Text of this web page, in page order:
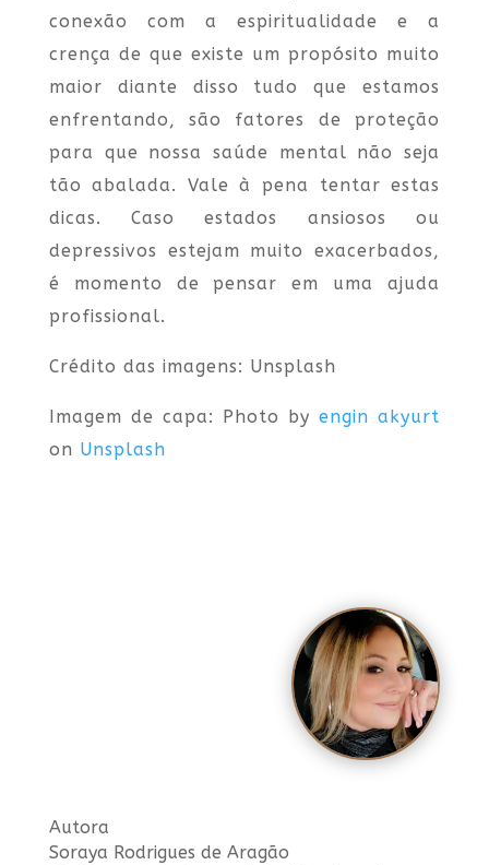
conexão com a espiritualidade e a
crença de que existe um propósito muito
maior diante disso tudo que estamos
enfrentando, são fatores de proteção
para que nossa saúde mental não seja
tão abalada. Vale à pena tentar estas
dicas. Caso estados ansiosos ou
depressivos estejam muito exacerbados,
é momento de pensar em uma ajuda
profissional.
Crédito das imagens: Unsplash
Imagem de capa: Photo byengin akyurt
on Unsplash
Autora
Soraya Rodrigues de Aragão